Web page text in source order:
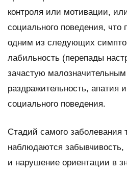
контроля или мотивации,
социального поведения,
одним из следующих
лабильность (перепады
зачастую
раздражительность, апатия
социального поведения.
Стадий самого заболевания
наблюдаются забывчивость,
и нарушение ориентации в